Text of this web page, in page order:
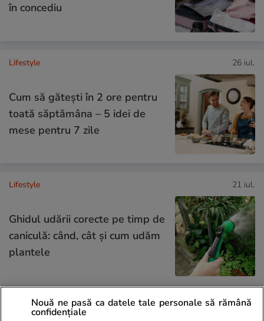
în concediu
Lifestyle 26 iul.
Cum să gătești în 2 ore pentru
toată săptămâna – 5 idei de
mese pentru 7 zile
Lifestyle 21 iul.
Ghidul udării corecte pe timp de
caniculă: când, cât şi cum udăm
plantele
Lifestyle 15 iul.
Nouă ne pasă ca datele tale personale să rămână
confidențiale